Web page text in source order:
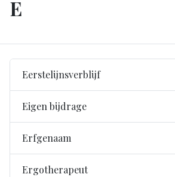
E
Eerstelijnsverblijf
Eigen bijdrage
Erfgenaam
Ergotherapeut